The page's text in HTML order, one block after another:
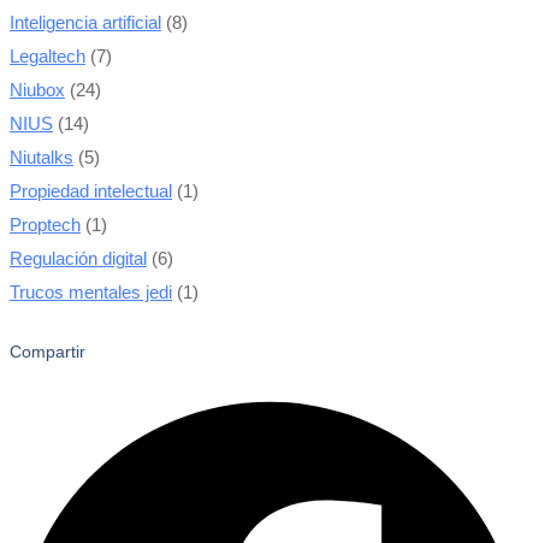
Inteligencia artificial (8)
Legaltech (7)
Niubox (24)
NIUS (14)
Niutalks (5)
Propiedad intelectual (1)
Proptech (1)
Regulación digital (6)
Trucos mentales jedi (1)
Compartir